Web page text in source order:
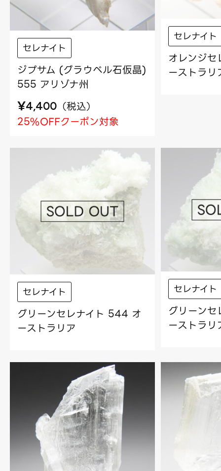
セレナイト
ジプサム (グラウベル石仮晶)
555 アリゾナ州
¥4,400 （税込）
25%OFFクーポン対象
セレナイト
オレンジ
ーストラリ
セレナイト
グリーンセレナイト 544 オ
ーストラリア
セレナイト
グリーン
ーストラリ